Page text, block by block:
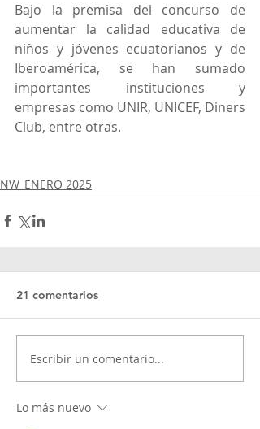
Bajo la premisa del concurso de
aumentar la calidad educativa de
niños y jóvenes ecuatorianos y de
Iberoamérica, se han sumado
importantes instituciones y
empresas como UNIR, UNICEF, Diners
Club, entre otras.
NW_ENERO 2025
21 comentarios
Escribir un comentario...
Lo más nuevo